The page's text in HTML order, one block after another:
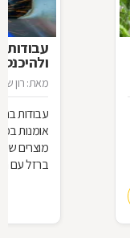
עבודות
מאת: רון
עבודות
אומנות
מוצרים
ברזל עם